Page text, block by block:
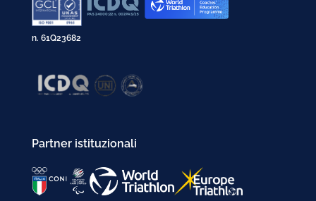
n. 61Q23682
Partner istituzionali